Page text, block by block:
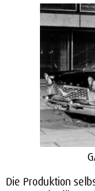
Die Produktion